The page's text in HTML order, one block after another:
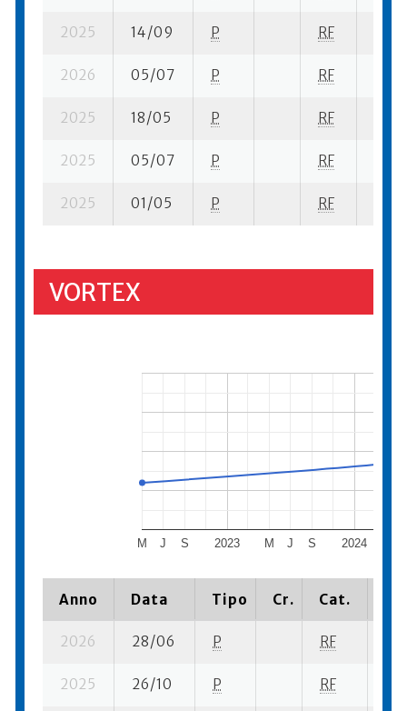
2025 14/09 P RF
2026 05/07 P RF
2025 18/05 P RF
2025 05/07 P RF
2025 01/05 P RF
VORTEX
2023 2024
M J S M J S
Anno Data Tipo Cr. Cat.
2026 28/06 P RF
2025 26/10 P RF